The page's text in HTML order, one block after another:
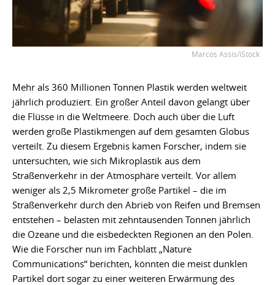
Marcos Assis/iStock
Mehr als 360 Millionen Tonnen Plastik werden weltweit
jährlich produziert. Ein großer Anteil davon gelangt über
die Flüsse in die Weltmeere. Doch auch über die Luft
werden große Plastikmengen auf dem gesamten Globus
verteilt. Zu diesem Ergebnis kamen Forscher, indem sie
untersuchten, wie sich Mikroplastik aus dem
Straßenverkehr in der Atmosphäre verteilt. Vor allem
weniger als 2,5 Mikrometer große Partikel – die im
Straßenverkehr durch den Abrieb von Reifen und Bremsen
entstehen – belasten mit zehntausenden Tonnen jährlich
die Ozeane und die eisbedeckten Regionen an den Polen.
Wie die Forscher nun im Fachblatt „Nature
Communications“ berichten, könnten die meist dunklen
Partikel dort sogar zu einer weiteren Erwärmung des